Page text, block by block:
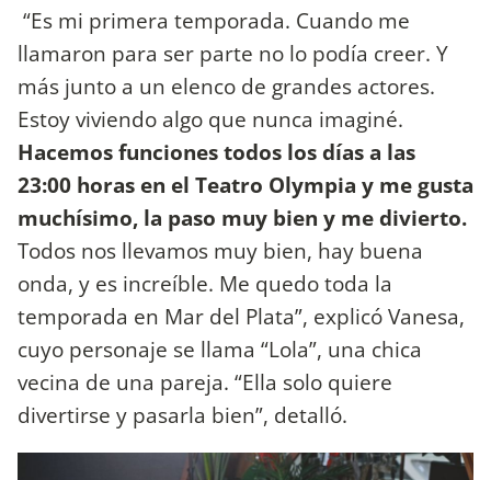
“Es mi primera temporada. Cuando me
llamaron para ser parte no lo podía creer. Y
más junto a un elenco de grandes actores.
Estoy viviendo algo que nunca imaginé.
Hacemos funciones todos los días a las
23:00 horas en el Teatro Olympia y me gusta
muchísimo, la paso muy bien y me divierto.
Todos nos llevamos muy bien, hay buena
onda, y es increíble. Me quedo toda la
temporada en Mar del Plata”, explicó Vanesa,
cuyo personaje se llama “Lola”, una chica
vecina de una pareja. “Ella solo quiere
divertirse y pasarla bien”, detalló.